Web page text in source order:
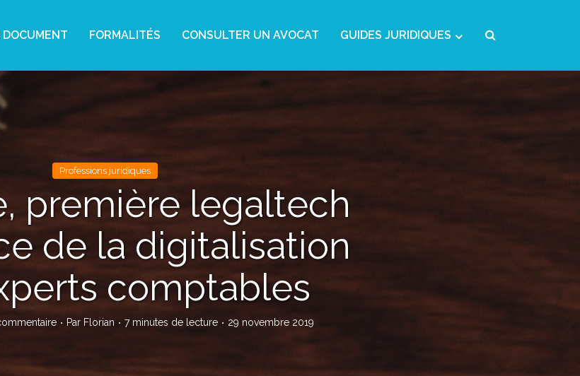
DOCUMENT FORMALITÉS CONSULTER UN AVOCAT GUIDES JURIDIQUES
Professions juridiques
première legaltech
de la digitalisation
comptables
Par Florian 7 minutes de lecture 29 novembre 2019